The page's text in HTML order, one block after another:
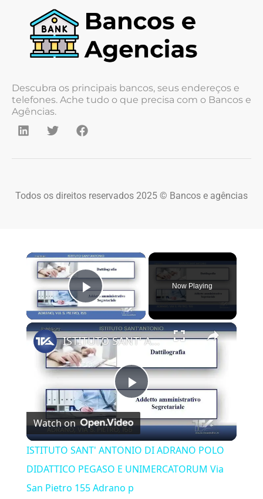
Descubra os principais bancos, seus endereços e
telefones. Ache tudo o que precisa com o Bancos e
Agências.
Todos os direitos reservados 2025 © Bancos e agências
×
Play Video
Now Playing
×
Play Video
ISTITUTO SANT' ANTONIO DI ADRANO POLO DIDATTICO PEGASO E UNIMERCATORUM Via San Pietro 155 Adrano p
Watch on
ISTITUTO SANT' ANTONIO DI ADRANO POLO
DIDATTICO PEGASO E UNIMERCATORUM Via
San Pietro 155 Adrano p